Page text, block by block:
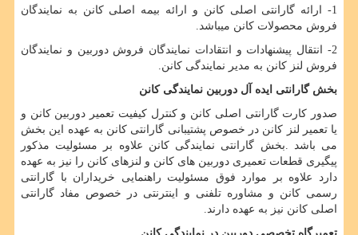
1- ارائه گارانتی اصلی کانن و ارائه بیمه اصلی کانن به نمایندگان
فروش محصولات کانن میباشد.
2- انتقال پیشنهادات و انتقادات نمایندگان فروش دوربین و نمایندگان
فروش لنز کانن به مدیر نمایندگی کانن.
بخش گارانتی ایده آل دوربین نمایندگی کانن
صدور کارت گارانتی اصلی کانن و کنترل کیفیت تعمیر دوربین کانن و
یا تعمیر لنز کانن در خصوص پشتیبانی گارانتی کانن به عهده این بخش
می باشد .بخش گارانتی نمایندگی کانن علاوه بر مسئولیت مذکور
پیگیری قطعات تعمیری دوربین های کانن و لنزهای کانن را نیز به عهده
دارد علاوه بر موارد فوق مسئولیت راهنمایی خریداران با گارانتی
رسمی کانن و مشاوره تلفنی و اینترنتی در خصوص مفاد گارانتی
اصلی کانن نیز به عهده دارند.